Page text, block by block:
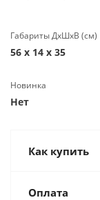
Габариты ДхШхВ (см)
56 х 14 х 35
Новинка
Нет
Как купить
Оплата